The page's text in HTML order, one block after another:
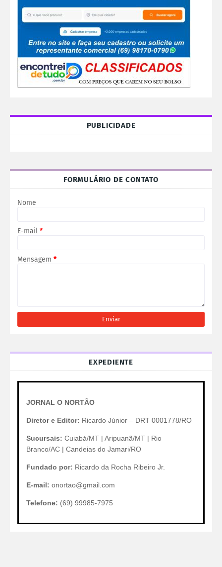
PUBLICIDADE
FORMULÁRIO DE CONTATO
Nome
E-mail *
Mensagem *
EXPEDIENTE
JORNAL O NORTÃO
Diretor e Editor: Ricardo Júnior – DRT 0001778/RO
Sucursais: Cuiabá/MT | Aripuanã/MT | Rio
Branco/AC | Candeias do Jamari/RO
Fundado por: Ricardo da Rocha Ribeiro Jr.
E-mail: onortao@gmail.com
Telefone: (69) 99985-7975